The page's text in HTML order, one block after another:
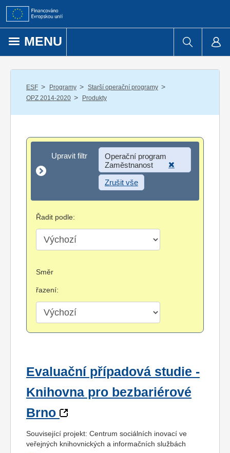
Přejít k obsahu
MENU
ESF / Programy / Starší operační programy /
OPZ 2014-2020 / Produkty
Upravit filtr
Upravit filtr
Operační program
Zaměstnanost
Zrušit vše
Řadit podle:
Směr
řazení:
Evaluační případová studie -
Knihovna pro bezbariérové
Brno
Související projekt: Centrum sociálních inovací ve
veřejných knihovnických a informačních službách